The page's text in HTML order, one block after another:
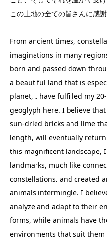
この土地の全ての皆さんに感謝
From ancient times,
imaginations in many
born and passed down
a beautiful land that is
planet, I have fulfilled my
geoglyph here. I believe
sun-dried bricks and lime
length, will eventually
this magnificent landscape,
landmarks, much like
constellations, and created
animals intermingle. I
analyze and adapt to their
forms, while animals have
environments that suit them